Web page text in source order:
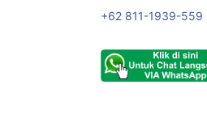
+62 811-1939-559